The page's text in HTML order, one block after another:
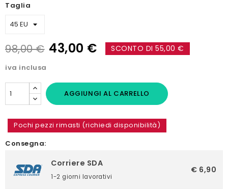
Taglia
98,00 € 43,00 € SCONTO DI 55,00 €
iva inclusa
AGGIUNGI AL CARRELLO
Pochi pezzi rimasti (richiedi disponibilità)
Consegna:
Corriere SDA
1-2 giorni lavorativi
€ 6,90